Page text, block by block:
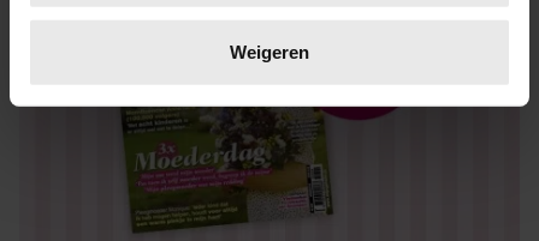
verwerkt en stel uw voorkeuren in het
intrekken in de Cookieverklaring.
We gebruiken cookies om content en advertenties te
personaliseren, om functies voor social media te bieden
en om ons websiteverkeer te analyseren. Ook delen we
Weigeren